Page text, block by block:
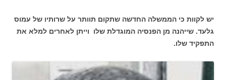
יש לקוות כי הממשלה החדשה שתקום תוותר על שרותיו של עמוס
גלעד. שייהנה מן הפנסיה המוגדלת שלו וייתן לאחרים למלא את
התפקיד שלו.